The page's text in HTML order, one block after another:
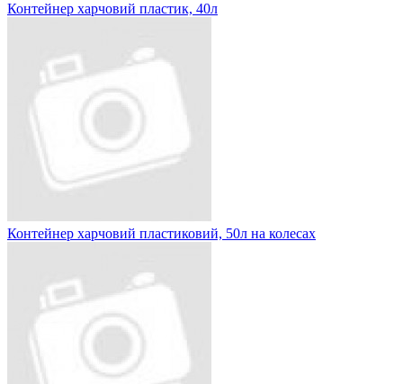
Контейнер харчовий пластик, 40л
Контейнер харчовий пластиковий, 50л на колесах